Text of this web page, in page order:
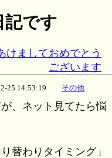
記です
けましておめでとう
ございます
25 14:53:19 その他
、ネット見てたら悩
替わりタイミング」